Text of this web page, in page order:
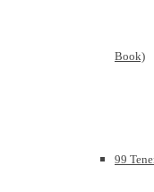
Book)
99